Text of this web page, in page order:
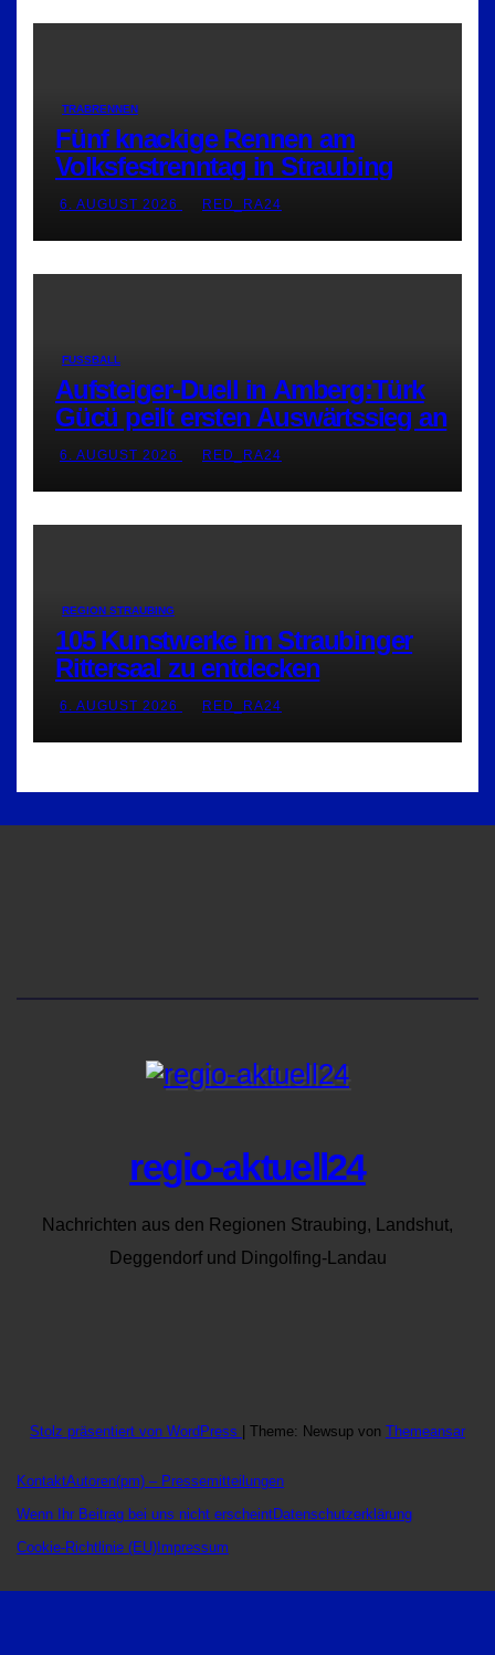
TRABRENNEN
Fünf knackige Rennen am
Volksfestrenntag in Straubing
6. AUGUST 2026 RED_RA24
FUSSBALL
Aufsteiger-Duell in Amberg:Türk
Gücü peilt ersten Auswärtssieg an
6. AUGUST 2026 RED_RA24
REGION STRAUBING
105 Kunstwerke im Straubinger
Rittersaal zu entdecken
6. AUGUST 2026 RED_RA24
regio-aktuell24
Nachrichten aus den Regionen Straubing, Landshut,
Deggendorf und Dingolfing-Landau
Stolz präsentiert von WordPress Theme: Newsup von Themeansar
KontaktAutoren(pm) – Pressemitteilungen
Wenn Ihr Beitrag bei uns nicht erscheintDatenschutzerklärung
Cookie-Richtlinie (EU) Impressum